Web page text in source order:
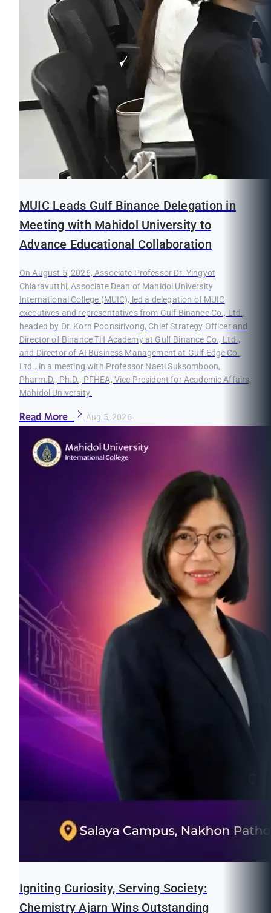
MUIC Leads Gulf Binance Delegation in
Meeting with Mahidol University to
Advance Educational Collaboration
On August 5, 2026, Associate Professor Dr. Yingyot
Chiaravutthi, Associate Dean of Mahidol University
International College (MUIC), led a delegation of MUIC
executives and representatives from Gulf Binance Co., Ltd.,
headed by Dr. Korn Poonsirivong, Chief Strategy Officer and
Director of Binance TH Academy at Gulf Binance Co., Ltd.,
and Director of AI Business Management at Gulf Edge Co.,
Ltd., in a meeting with Professor Naeti Suksomboon,
Pharm.D., Ph.D., PFHEA, Vice President for Academic Affairs,
Mahidol University.
Read More Aug 5, 2026
Igniting Curiosity, Serving Society:
Chemistry Ajarn Wins Outstanding